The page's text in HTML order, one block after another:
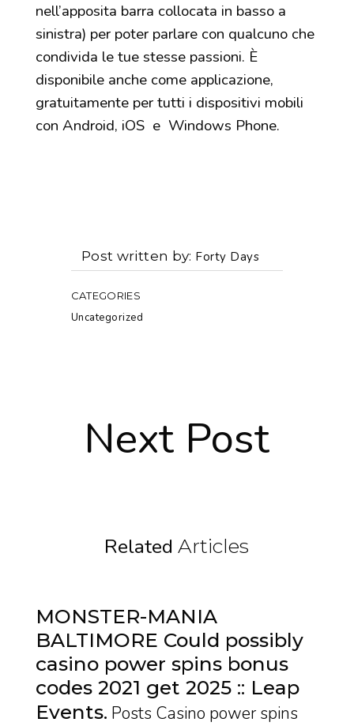
nell’apposita barra collocata in basso a
sinistra) per poter parlare con qualcuno che
condivida le tue stesse passioni. È
disponibile anche come applicazione,
gratuitamente per tutti i dispositivi mobili
con Android, iOS e Windows Phone.
Post written by Forty Days
CATEGORIES
Uncategorized
Next Post
Related Articles
MONSTER-MANIA
BALTIMORE Could possibly
casino power spins bonus
codes 2021 get 2025 :: Leap
Events Posts Casino power spins